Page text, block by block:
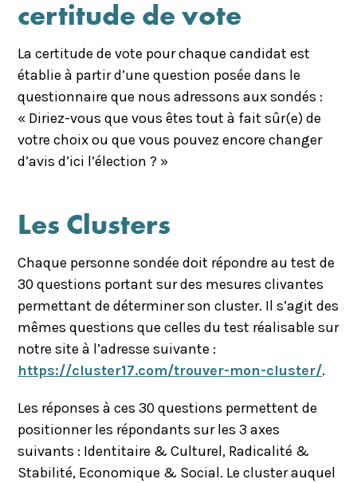
certitude de vote
La certitude de vote pour chaque candidat est
établie à partir d’une question posée dans le
questionnaire que nous adressons aux sondés :
« Diriez-vous que vous êtes tout à fait sûr(e) de
votre choix ou que vous pouvez encore changer
d’avis d’ici l’élection ? »
Les Clusters
Chaque personne sondée doit répondre au test de
30 questions portant sur des mesures clivantes
permettant de déterminer son cluster. Il s’agit des
mêmes questions que celles du test réalisable sur
notre site à l’adresse suivante :
https://cluster17.com/trouver-mon-cluster/.
Les réponses à ces 30 questions permettent de
positionner les répondants sur les 3 axes
suivants : Identitaire & Culturel, Radicalité &
Stabilité, Economique & Social. Le cluster auquel